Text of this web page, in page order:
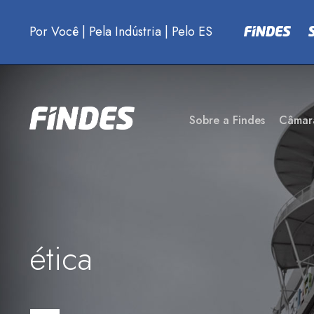
Por Você | Pela Indústria | Pelo ES
Sobre a Findes
ética